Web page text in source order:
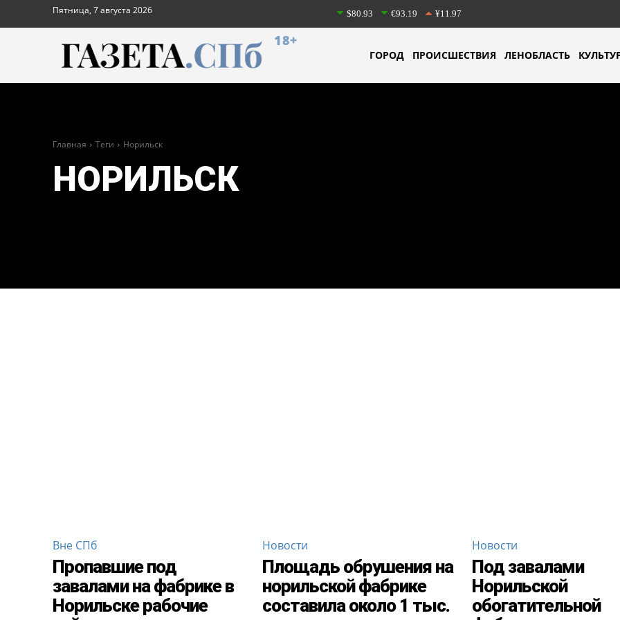
Пятница, 7 августа 2026 $80.93 €93.19 ¥11.97
18+
ГОРОД ПРОИСШЕСТВИЯ ЛЕНОБЛАСТЬ
Главная Теги Норильск
НОРИЛЬСК
Вне СПб
Пропавшие под
завалами на фабрике в
Норильске рабочие
Новости
Площадь обрушения на
норильской фабрике
составила около 1 тыс.
Новости
Под завалами
Норильской
обогатительной